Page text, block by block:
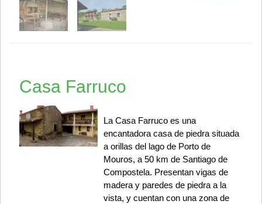
Casa Farruco
La Casa Farruco es una
encantadora casa de piedra situada
a orillas del lago de Porto de
Mouros, a 50 km de Santiago de
Compostela. Presentan vigas de
madera y paredes de piedra a la
vista, y cuentan con una zona de